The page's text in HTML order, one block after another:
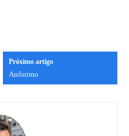
Próximo artigo
Anônimo